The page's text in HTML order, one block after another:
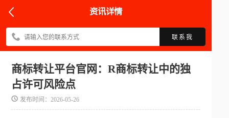
资讯详情
联系我
商标转让平台官网：R商标转让中的独
占许可风险点
发布时间：2026-05-26